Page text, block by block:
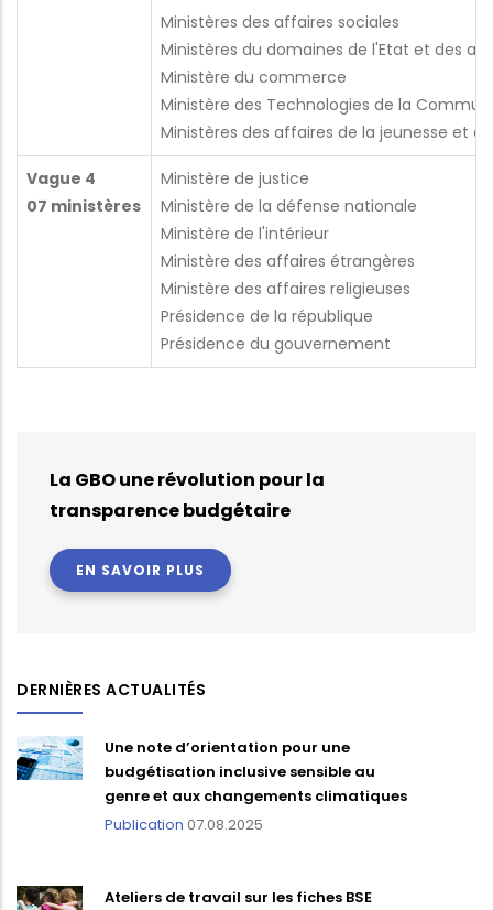
Ministères des affaires sociales
Ministères du domaines de l'Etat et des
Ministère du commerce
Ministère des Technologies de la
Ministères des affaires de la jeunesse et
Vague 4
07 ministères
Ministère de justice
Ministère de la défense nationale
Ministère de l'intérieur
Ministère des affaires étrangères
Ministère des affaires religieuses
Présidence de la république
Présidence du gouvernement
La GBO une révolution pour la
transparence budgétaire
EN SAVOIR PLUS
DERNIÈRES ACTUALITÉS
Une note d’orientation pour une
budgétisation inclusive sensible au
genre et aux changements climatiques
Publication 07.08.2025
Ateliers de travail sur les fiches BSE